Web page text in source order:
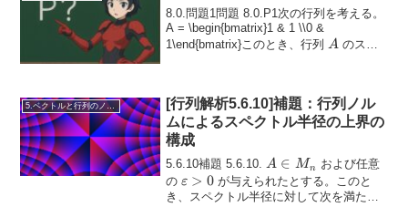
8.0.問題1問題 8.0.P1次の行列を考える。
A = \begin{bmatrix}1 & 1 \\0 &
1\end{bmatrix}このとき、行列 A
A のスペ
5.ベクトルと行列のノルム
[行列解析5.6.10]補題：行列ノル
ムによるスペクトル半径の上界の
構成
5.6.10補題 5.6.10.A
\in
M_n
A ∈ Mn
および任意
の\varepsilon
> 0
ε > 0が与えられたとする。このと
き、スペクトル半径に対して次を満たす